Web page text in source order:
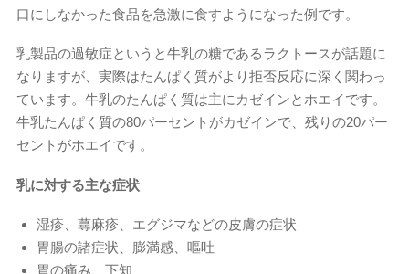
口にしなかった食品を急激に食すようになった例です。
乳製品の過敏症というと牛乳の糖であるラクトースが話題に
なりますが、実際はたんぱく質がより拒否反応に深く関わっ
ています。牛乳のたんぱく質は主にカゼインとホエイです。
牛乳たんぱく質の80パーセントがカゼインで、残りの20パー
セントがホエイです。
乳に対する主な症状
湿疹、蕁麻疹、エグジマなどの皮膚の症状
胃腸の諸症状、膨満感、嘔吐
胃の痛み、下知